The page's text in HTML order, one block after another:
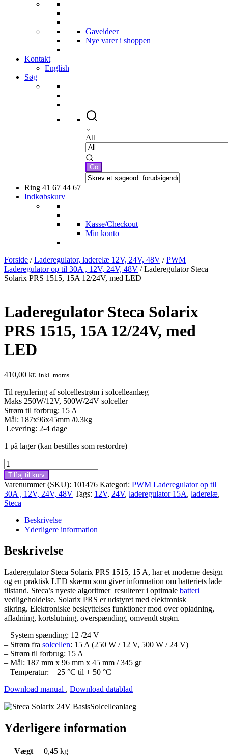
Gaveideer
Nye varer i shoppen
Kontakt
English
Søg
All
Ring 41 67 44 67
Indkøbskurv
Kasse/Checkout
Min konto
Forside /Laderegulator, laderelæ 12V, 24V, 48V /PWM
Laderegulator op til 30A , 12V, 24V, 48V / Laderegulator Steca
Solarix PRS 1515, 15A 12/24V, med LED
Laderegulator Steca Solarix
PRS 1515, 15A 12/24V, med
LED
410,00 kr. inkl. moms
Til regulering af solcellestrøm i solcelleanlæg
Maks 250W/12V, 500W/24V solceller
Strøm til forbrug: 15 A
Mål: 187x96x45mm /0.3kg
Levering: 2-4 dage
1 på lager (kan bestilles som restordre)
Laderegulator
Steca
Solarix
PRS
1515,
15A
12/24V,
med
antal
Tilføj til kurv
Varenummer (SKU): 101476 Kategori: PWM Laderegulator op til
30A , 12V, 24V, 48V Tags: 12V, 24V, laderegulator 15A, laderelæ,
Steca
Beskrivelse
Yderligere information
Beskrivelse
Laderegulator Steca Solarix PRS 1515, 15 A, har et moderne design
og en praktisk LED skærm som giver information om batteriets lade
tilstand. Steca’s nyeste algoritmer resulterer i optimale batteri
vedligeholdelse. Solarix PRS er udstyret med elektronisk
sikring. Elektroniske beskyttelses funktioner mod over opladning,
afladning, kortslutning, overspænding, omvendt strøm.
– System spænding: 12 /24 V
– Strøm fra solcellen: 15 A (250 W / 12 V, 500 W / 24 V)
– Strøm til forbrug: 15 A
– Mål: 187 mm x 96 mm x 45 mm / 345 gr
– Temperatur: – 25 °C til + 50 °C
Download manual , Download datablad
Yderligere information
Vægt 0,45 kg